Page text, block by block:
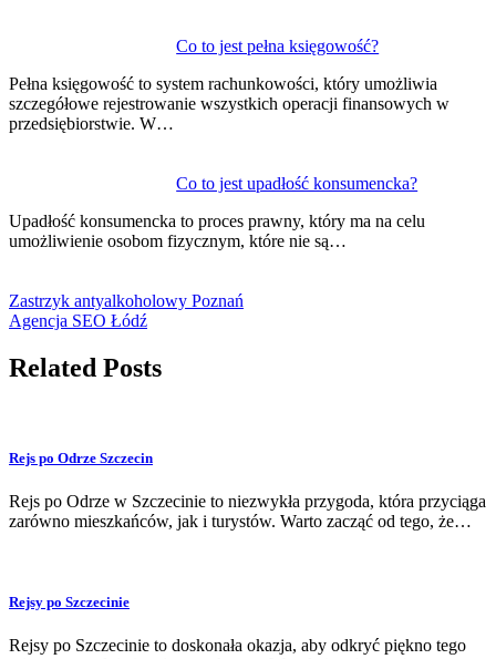
Co to jest pełna księgowość?
Pełna księgowość to system rachunkowości, który umożliwia
szczegółowe rejestrowanie wszystkich operacji finansowych w
przedsiębiorstwie. W…
Co to jest upadłość konsumencka?
Upadłość konsumencka to proces prawny, który ma na celu
umożliwienie osobom fizycznym, które nie są…
Zastrzyk antyalkoholowy Poznań
Agencja SEO Łódź
Related Posts
Rejs po Odrze Szczecin
Rejs po Odrze w Szczecinie to niezwykła przygoda, która przyciąga
zarówno mieszkańców, jak i turystów. Warto zacząć od tego, że…
Rejsy po Szczecinie
Rejsy po Szczecinie to doskonała okazja, aby odkryć piękno tego